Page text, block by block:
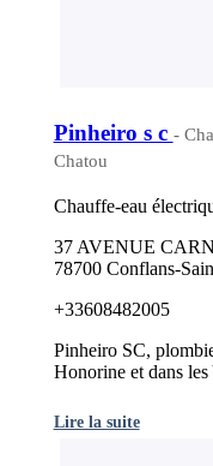
Pinheiro s c -
Chatou
Chauffe-eau
37 AVENUE
78700 Conflans-
+33608482005
Pinheiro SC,
Honorine et dans
Lire la suite